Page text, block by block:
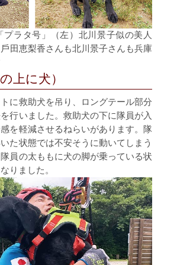
プラタ号」（左）北川景⼦似の美⼈
⼾⽥恵梨⾹さんも北川景⼦さんも兵庫
上に⽝）
に救助⽝を吊り、ロングテール部分
⾏いました。救助⽝の下に隊員が⼊
を軽減させるねらいがあります。隊
た状態では不安そうに動いてしまう
員の太ももに⽝の脚が乗っている状
りました。